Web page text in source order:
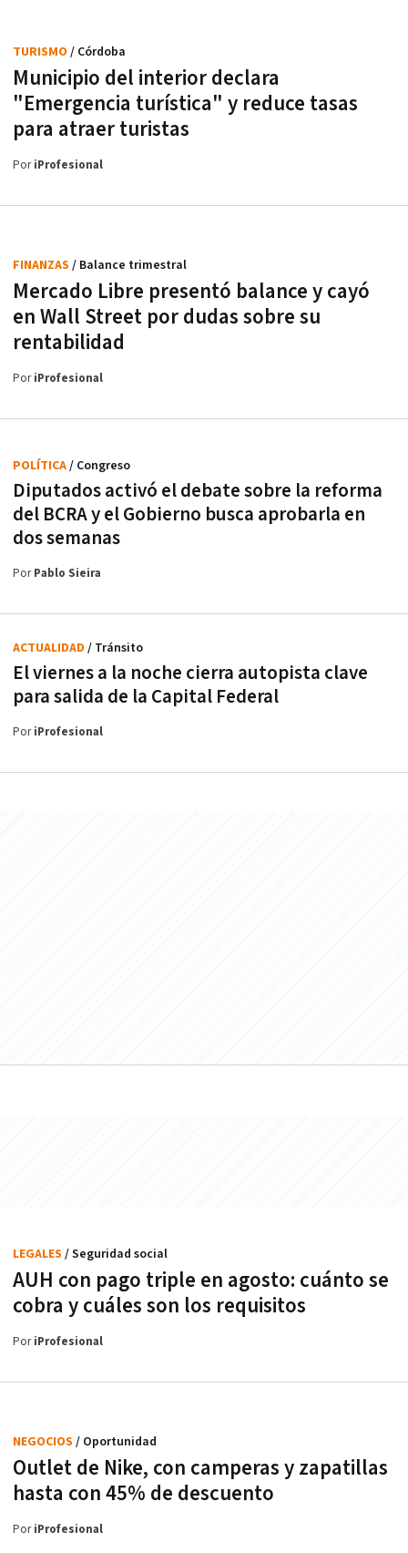
Municipio del interior declara
"Emergencia turística" y reduce tasas
para atraer turistas
TURISMO / Córdoba
PoriProfesional
Mercado Libre presentó balance y cayó
en Wall Street por dudas sobre su
rentabilidad
FINANZAS / Balance trimestral
PoriProfesional
Diputados activó el debate sobre la reforma
del BCRA y el Gobierno busca aprobarla en
dos semanas
POLÍTICA/ Congreso
PorPablo Sieira
El viernes a la noche cierra autopista clave
para salida de la Capital Federal
ACTUALIDAD / Tránsito
PoriProfesional
AUH con pago triple en agosto: cuánto se
cobra y cuáles son los requisitos
LEGALES / Seguridad social
PoriProfesional
Outlet de Nike, con camperas y zapatillas
hasta con 45% de descuento
NEGOCIOS / Oportunidad
PoriProfesional